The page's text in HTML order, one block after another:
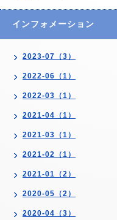
インフォメーション
2023-07（3）
2022-06（1）
2022-03（1）
2021-04（1）
2021-03（1）
2021-02（1）
2021-01（2）
2020-05（2）
2020-04（3）